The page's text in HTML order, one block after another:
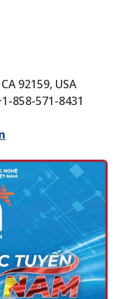
92159, USA
858-571-8431